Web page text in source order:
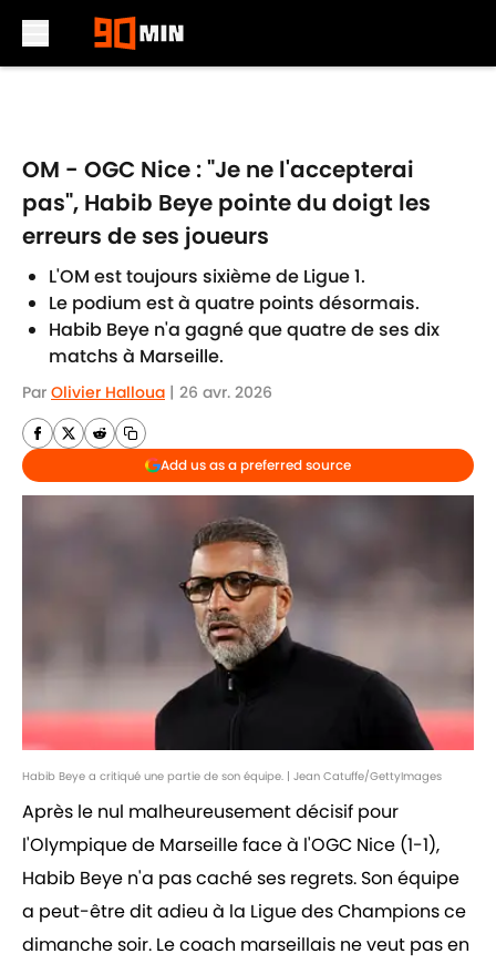
OM - OGC Nice : "Je ne l'accepterai
pas", Habib Beye pointe du doigt les
erreurs de ses joueurs
L'OM est toujours sixième de Ligue 1.
Le podium est à quatre points désormais.
Habib Beye n'a gagné que quatre de ses dix
matchs à Marseille.
Par Olivier Halloua | 26 avr. 2026
Add us as a preferred source
Habib Beye a critiqué une partie de son équipe. | Jean Catuffe/GettyImages
Après le nul malheureusement décisif pour
l'Olympique de Marseille face à l'OGC Nice (1-1),
Habib Beye n'a pas caché ses regrets. Son équipe
a peut-être dit adieu à la Ligue des Champions ce
dimanche soir. Le coach marseillais ne veut pas en